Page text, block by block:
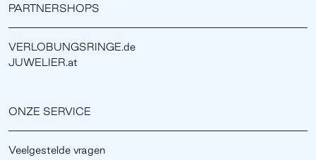
PARTNERSHOPS
VERLOBUNGSRINGE.de
JUWELIER.at
ONZE SERVICE
Veelgestelde vragen